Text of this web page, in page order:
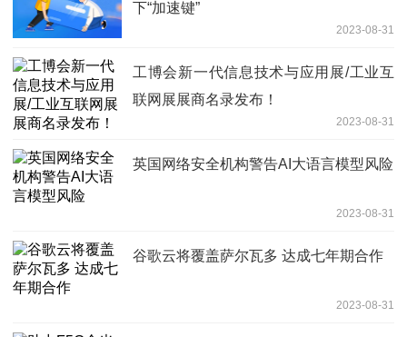
下“加速键”
2023-08-31
工博会新一代信息技术与应用展/工业互
联网展展商名录发布！
2023-08-31
英国网络安全机构警告AI大语言模型风险
2023-08-31
谷歌云将覆盖萨尔瓦多 达成七年期合作
2023-08-31